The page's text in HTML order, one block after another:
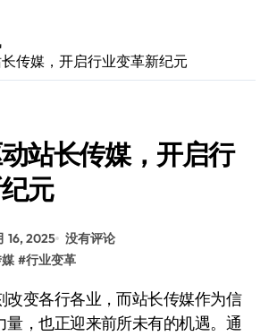
传媒，开启行业变革新纪元
站长传媒，开启行
元
16, 2025 没有评论
#行业变革
量，也正迎来前所未有的机遇。通